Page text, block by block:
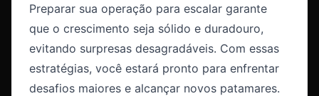
Preparar sua operação para escalar garante
que o crescimento seja sólido e duradouro,
evitando surpresas desagradáveis. Com essas
estratégias, você estará pronto para enfrentar
desafios maiores e alcançar novos patamares.